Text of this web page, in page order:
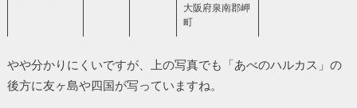
大阪府泉南郡岬
町
やや分かりにくいですが、上の写真でも「あべのハルカス」の
後方に友ヶ島や四国が写っていますね。